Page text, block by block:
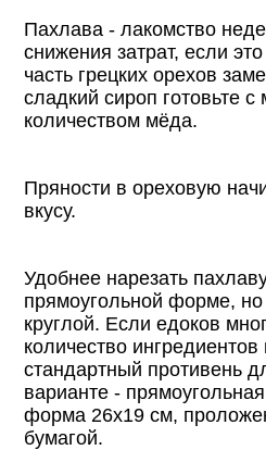
Пахлава - лакомство
снижения затрат, если
часть грецких орехов
сладкий сироп готовьте
количеством мёда.
Пряности в ореховую
вкусу.
Удобнее нарезать
прямоугольной форме,
круглой. Если едоков
количество ингредиентов
стандартный противень
варианте -
форма 26х19 см,
бумагой.